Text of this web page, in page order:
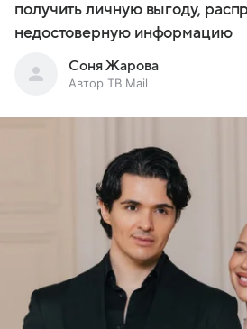
получить личную выгоду,
недостоверную информацию
Соня Жарова
Автор ТВ Mail